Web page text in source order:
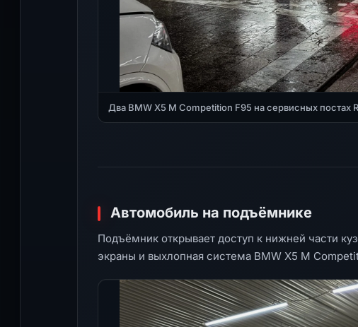
Два BMW X5 M Competition F95 на сервисных постах
Автомобиль на подъёмнике
Подъёмник открывает доступ к нижней части
экраны и выхлопная система BMW X5 M